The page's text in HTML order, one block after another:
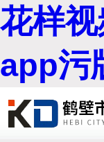
花样
app污